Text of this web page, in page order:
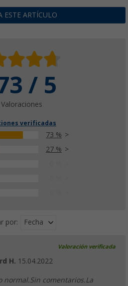
ESTE ARTÍCULO
/ 5
Valoraciones
verificadas
73 %
27 %
por: Fecha
Valoración verificada
H. 15.04.2022
normal.Sin comentarios.La